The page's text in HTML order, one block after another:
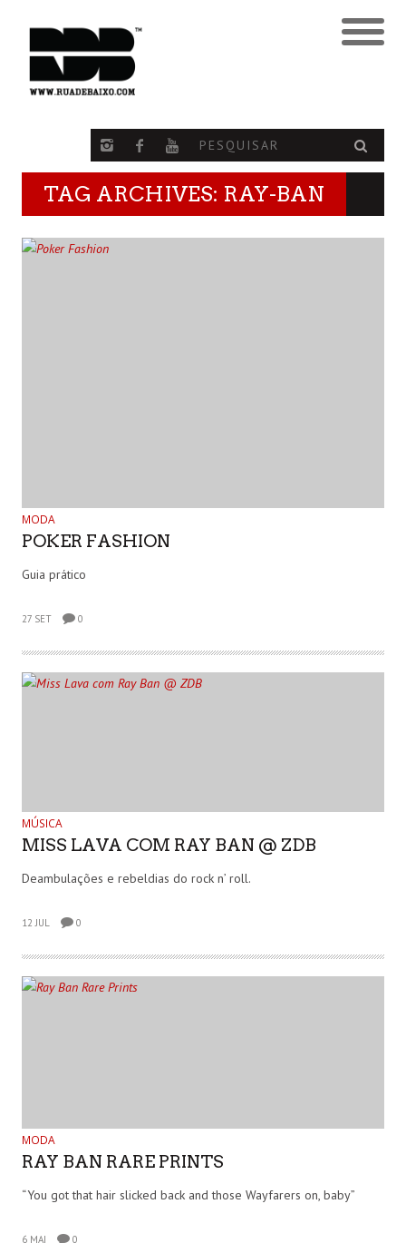
TAG ARCHIVES: RAY-BAN
MODA
POKER FASHION
Guia prático
27 SET 0
MÚSICA
MISS LAVA COM RAY BAN @ ZDB
Deambulações e rebeldias do rock n’ roll.
12 JUL 0
MODA
RAY BAN RARE PRINTS
“You got that hair slicked back and those Wayfarers on, baby”
6 MAI 0